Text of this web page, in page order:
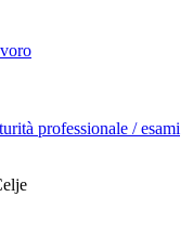
professionale / esami